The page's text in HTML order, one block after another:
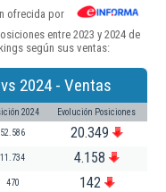
ofrecida por
entre 2023 y 2024 de
según sus ventas:
2024 - Ventas
2024 Evolución Posiciones
52.586 20.349
11.734 4.158
470 142